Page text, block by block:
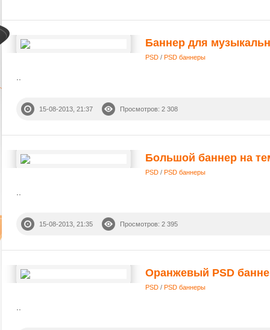
Баннер для
PSD / PSD баннеры
15-08-2013, 21:37 Просмотров: 2 308
Большой баннер на
PSD / PSD баннеры
15-08-2013, 21:35 Просмотров: 2 395
Оранжевый PSD
PSD / PSD баннеры